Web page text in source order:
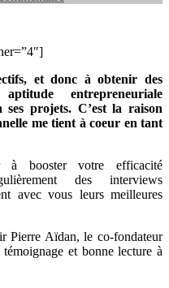
Devenir
:
interview
d’entrepreneur
avec
et donc à obtenir des
entrepreneuriale
projets. C’est la raison
me tient à coeur en tant
à booster votre efficacité
des interviews
avec vous leurs meilleures
Pierre Aïdan, le co-fondateur
et bonne lecture à